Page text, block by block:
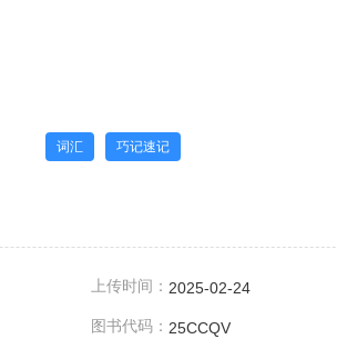
词汇 巧记速记
上传时间： 2025-02-24
图书代码： 25CCQV